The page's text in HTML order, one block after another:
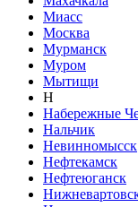
Миасс
Москва
Мурманск
Муром
Мытищи
Н
Набережные
Нальчик
Невинномысск
Нефтекамск
Нефтеюганск